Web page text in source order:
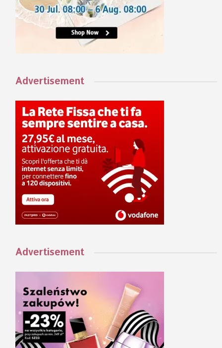
Advertisement
Advertisement